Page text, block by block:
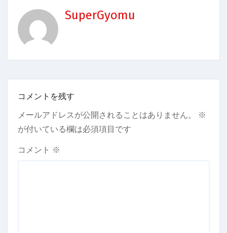
SuperGyomu
コメントを残す
メールアドレスが公開されることはありません。
※
が付いている欄は必須項目です
コメント ※